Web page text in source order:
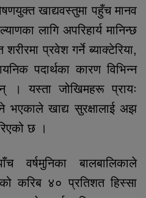
खाद्यवस्तुमा पहुँच मानव
लागि अपरिहार्य मानिन्छ
शरीरमा प्रवेश गर्ने ब्याक्टेरिया,
पदार्थका कारण विभिन्न
। यस्ता जोखिमहरू प्रायः
खाद्य सुरक्षालाई अझ
छ ।
वर्षमुनिका बालबालिकाले
करिब ४० प्रतिशत हिस्सा